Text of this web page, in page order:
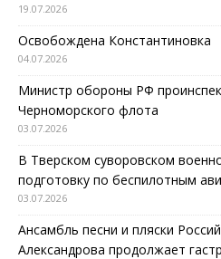
19.07.2026
Освобождена Константиновка
04.07.2026
Министр обороны РФ
Черноморского флота
03.07.2026
В Тверском суворовском
подготовку по беспилотным
03.07.2026
Ансамбль песни и пляски
Александрова продолжает